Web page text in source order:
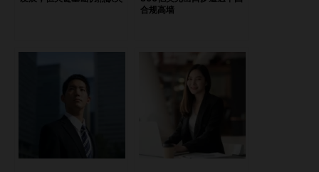
杂性；更追求修饰绿化，而非真正的生态系统。 你是否曾注
色计划（Green Plan）提出要种植一百万棵树，这个目标令
人赞赏。但它几乎没有提到提升生物多样性——更别说保护现
有的生态资源了。我们为何如此执着于种植新树，而忽视那些
无可替代的原始森林？ 在新加坡，环保决策往往受到特定公
民环境的影响。公开抗议极为罕见，直接对抗在文化上也不被
鼓励。然而，公众意见依然重要——有时是间接地，有时也能
合规高墙